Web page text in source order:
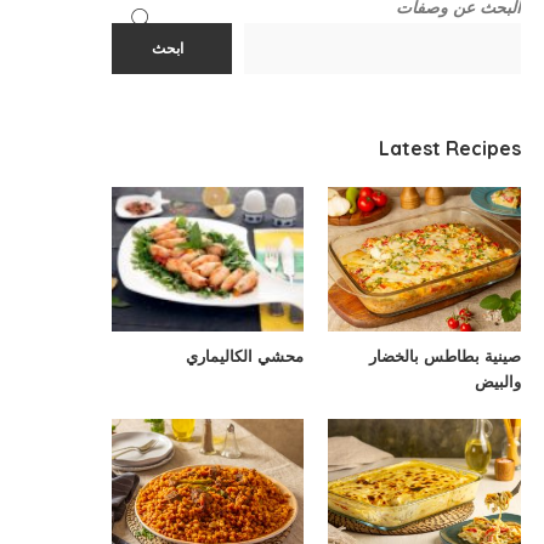
البحث عن وصفات
ابحث
Latest Recipes
صينية بطاطس بالخضار
والبيض
محشي الكاليماري